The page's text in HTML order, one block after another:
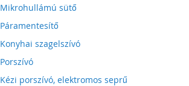
Mikrohullámú sütő
Páramentesítő
Konyhai szagelszívó
Porszívó
Kézi porszívó, elektromos seprű